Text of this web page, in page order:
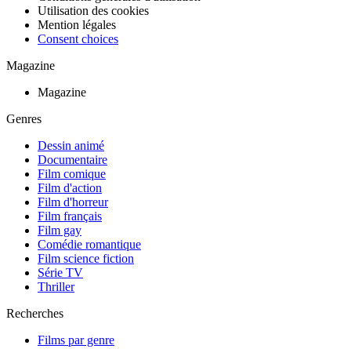
Utilisation des cookies
Mention légales
Consent choices
Magazine
Magazine
Genres
Dessin animé
Documentaire
Film comique
Film d'action
Film d'horreur
Film français
Film gay
Comédie romantique
Film science fiction
Série TV
Thriller
Recherches
Films par genre